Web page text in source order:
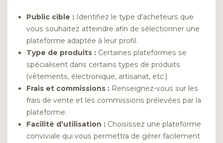
Public cible : Identifiez le type d’acheteurs que
vous souhaitez atteindre afin de sélectionner une
plateforme adaptée à leur profil.
Type de produits : Certaines plateformes se
spécialisent dans certains types de produits
(vêtements, électronique, artisanat, etc.)
Frais et commissions : Renseignez-vous sur les
frais de vente et les commissions prélevées par la
plateforme.
Facilité d’utilisation : Choisissez une plateforme
conviviale qui vous permettra de gérer facilement